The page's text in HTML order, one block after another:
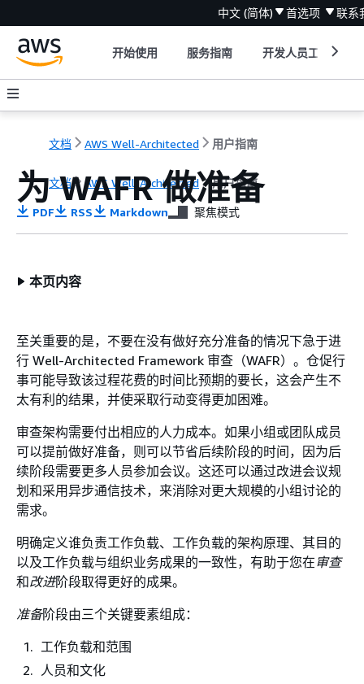
中文 (简体) 首选项 联系
开始使用 服务指南 开发人员工具
文档 AWS Well-Architected 用户指南
文档 AWS Well-Architected 用户指南
为 WAFR 做准备
PDF RSS Markdown 聚焦模式
本页内容
至关重要的是，不要在没有做好充分准备的情况下急于进
行 Well-Architected Framework 审查（WAFR）。仓促行
事可能导致该过程花费的时间比预期的要长，这会产生不
太有利的结果，并使采取行动变得更加困难。
审查架构需要付出相应的人力成本。如果小组或团队成员
可以提前做好准备，则可以节省后续阶段的时间，因为后
续阶段需要更多人员参加会议。这还可以通过改进会议规
划和采用异步通信技术，来消除对更大规模的小组讨论的
需求。
明确定义谁负责工作负载、工作负载的架构原理、其目的
以及工作负载与组织业务成果的一致性，有助于您在审查
和改进阶段取得更好的成果。
准备阶段由三个关键要素组成：
工作负载和范围
人员和文化